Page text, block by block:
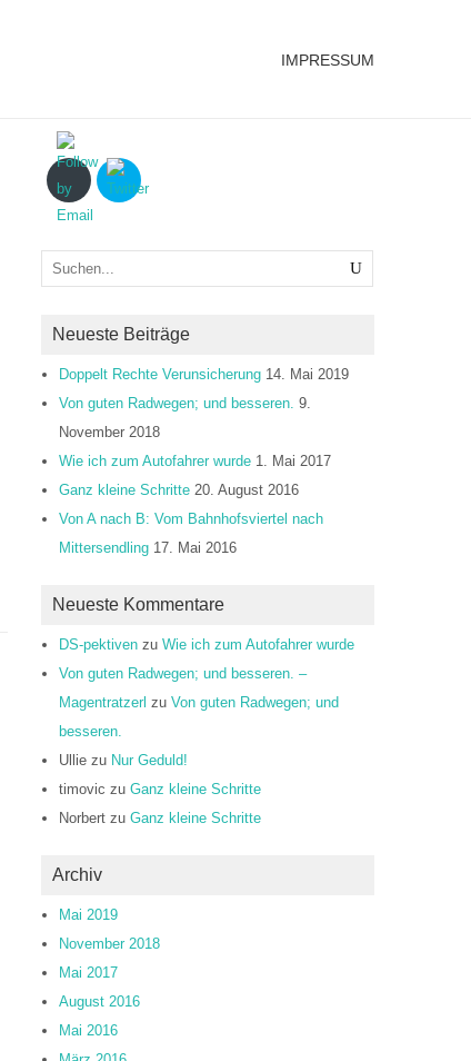
IMPRESSUM
Neueste Beiträge
Doppelt Rechte Verunsicherung 14. Mai 2019
Von guten Radwegen; und besseren. 9.
November 2018
Wie ich zum Autofahrer wurde 1. Mai 2017
Ganz kleine Schritte 20. August 2016
Von A nach B: Vom Bahnhofsviertel nach
Mittersendling 17. Mai 2016
Neueste Kommentare
DS-pektiven zu Wie ich zum Autofahrer wurde
Von guten Radwegen; und besseren. –
Magentratzerl zu Von guten Radwegen; und
besseren.
Ullie zu Nur Geduld!
timovic zu Ganz kleine Schritte
Norbert zu Ganz kleine Schritte
Archiv
Mai 2019
November 2018
Mai 2017
August 2016
Mai 2016